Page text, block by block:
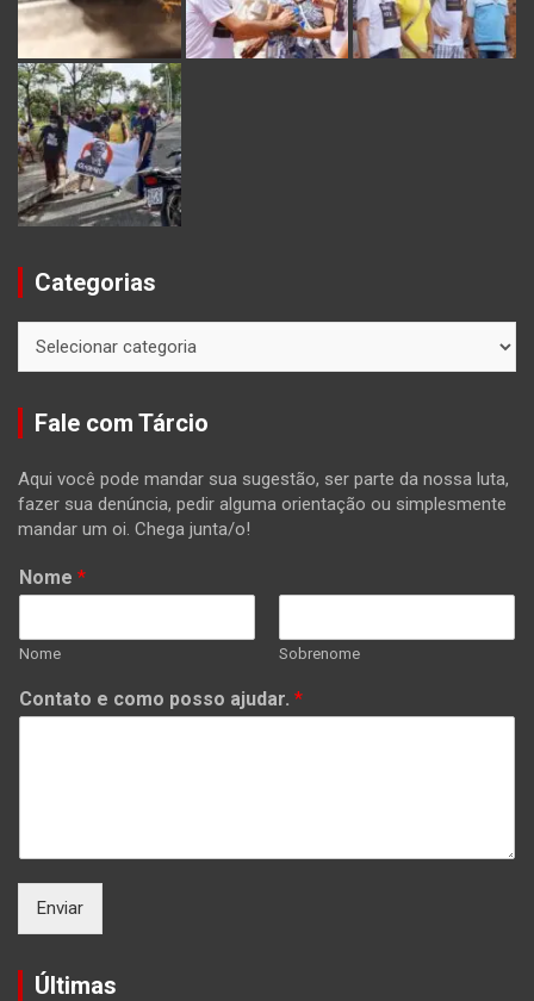
Categorias
Fale com Tárcio
Aqui você pode mandar sua sugestão, ser parte da nossa luta,
fazer sua denúncia, pedir alguma orientação ou simplesmente
mandar um oi. Chega junta/o!
Nome *
Nome Sobrenome
Contato e como posso ajudar. *
Enviar
Últimas